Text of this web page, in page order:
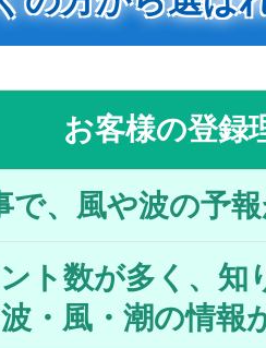
お客様の登録
で、風や波の予
ト数が多く、知
波・風・潮の情報